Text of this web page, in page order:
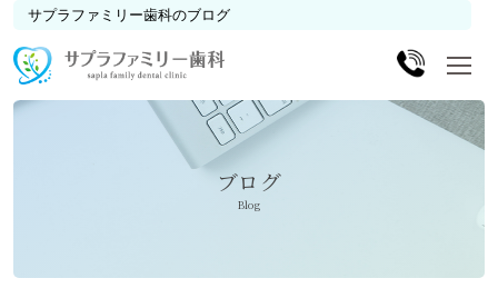
サプラファミリー歯科のブログ
ブログ
Blog